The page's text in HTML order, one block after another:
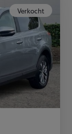
Verkocht